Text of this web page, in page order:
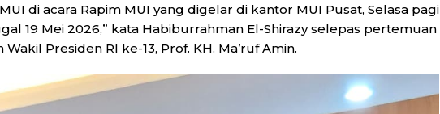
di acara Rapim MUI yang digelar di kantor MUI Pusat, Selasa pagi
19 Mei 2026,” kata Habiburrahman El-Shirazy selepas pertemuan
Presiden RI ke-13, Prof. KH. Ma’ruf Amin.